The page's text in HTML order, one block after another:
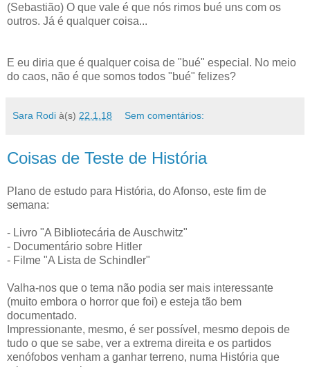
(Sebastião) O que vale é que nós rimos bué uns com os
outros. Já é qualquer coisa...
E eu diria que é qualquer coisa de "bué" especial. No meio
do caos, não é que somos todos "bué" felizes?
Sara Rodi à(s) 22.1.18 Sem comentários:
Coisas de Teste de História
Plano de estudo para História, do Afonso, este fim de
semana:
- Livro "A Bibliotecária de Auschwitz"
- Documentário sobre Hitler
- Filme "A Lista de Schindler"
Valha-nos que o tema não podia ser mais interessante
(muito embora o horror que foi) e esteja tão bem
documentado.
Impressionante, mesmo, é ser possível, mesmo depois de
tudo o que se sabe, ver a extrema direita e os partidos
xenófobos venham a ganhar terreno, numa História que